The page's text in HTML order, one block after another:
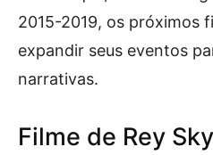
2015-2019, os próximos
expandir seus eventos
narrativas.
Filme de Rey